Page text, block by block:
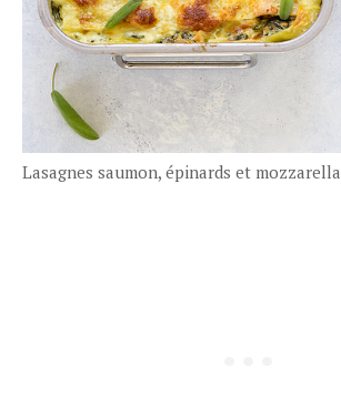
Lasagnes saumon, épinards et mozzarella